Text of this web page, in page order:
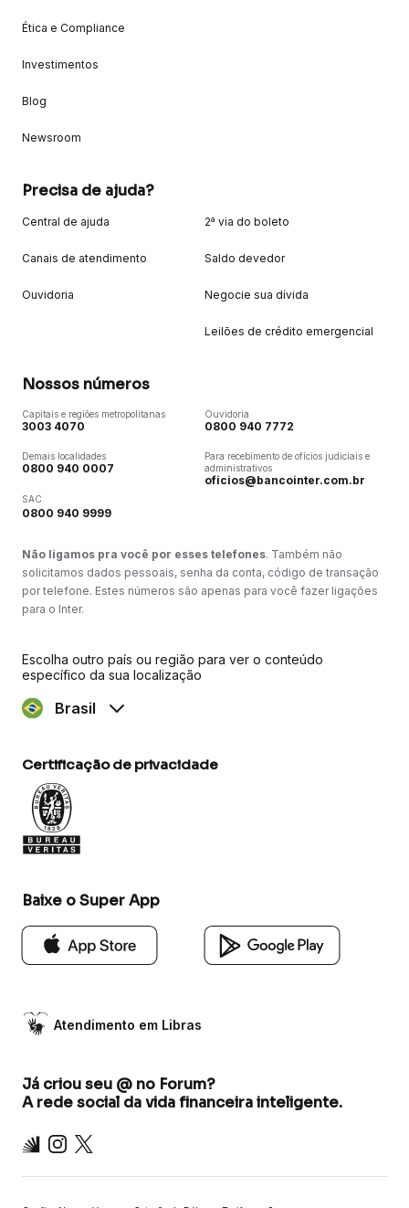
Ética e Compliance
Investimentos
Blog
Newsroom
Precisa de ajuda?
Central de ajuda
Canais de atendimento
Ouvidoria
2ª via do boleto
Saldo devedor
Negocie sua dívida
Leilões de crédito emergencial
Nossos números
Capitais e regiões metropolitanas
3003 4070
Demais localidades
0800 940 0007
SAC
0800 940 9999
Ouvidoria
0800 940 7772
Para recebimento de ofícios judiciais e
administrativos
oficios@bancointer.com.br
Não ligamos pra você por esses telefones. Também não
solicitamos dados pessoais, senha da conta, código de transação
por telefone. Estes números são apenas para você fazer ligações
para o Inter.
Escolha outro país ou região para ver o conteúdo
específico da sua localização
Brasil
Certificação de privacidade
Baixe o Super App
Atendimento em Libras
Já criou seu @ no Forum?
A rede social da vida financeira inteligente.
Inter Instagram
X